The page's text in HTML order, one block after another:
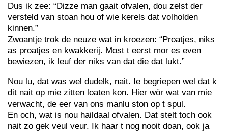
Dus ik zee: “Dizze man gaait ofvalen, dou zelst der
versteld van stoan hou of wie kerels dat volholden
kinnen.”
Zwoantje trok de neuze wat in kroezen: “Proatjes, niks
as proatjes en kwakkerij. Most t eerst mor es even
bewiezen, ik leuf der niks van dat die dat lukt.”
Nou lu, dat was wel dudelk, nait. Ie begriepen wel dat k
dit nait op mie zitten loaten kon. Hier wör wat van mie
verwacht, de eer van ons manlu ston op t spul.
En och, wat is nou haildaal ofvalen. Dat stelt toch ook
nait zo gek veul veur. Ik haar t nog nooit doan, ook ja